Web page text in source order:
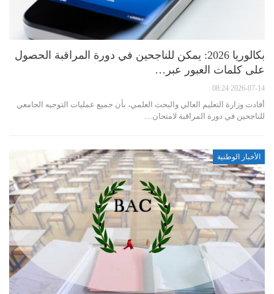
بكالوريا 2026: يمكن للناجحين في دورة المراقبة الحصول
على كلمات العبور عبر…
2026-07-14 08:24
أفادت وزارة التعليم العالي والبحث العلمي، بأن جميع عمليات التوجيه الجامعي
للناجحين في دورة المراقبة لامتحان…
الأخبار الوطنية